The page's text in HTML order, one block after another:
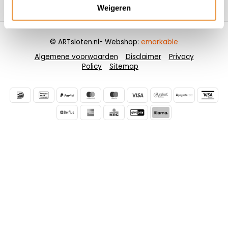
Weigeren
Contactgegevens
Algemene voorwaarden Disclaimer
Privacy
Policy
Sitemap
© ARTsloten.nl- Webshop: emarkable